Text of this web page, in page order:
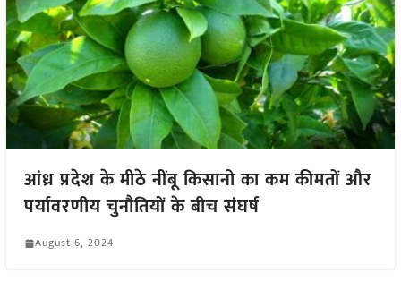
आंध्र प्रदेश के मीठे नींबू किसानो का कम कीमतों और
पर्यावरणीय चुनौतियों के बीच संघर्ष
August 6, 2024